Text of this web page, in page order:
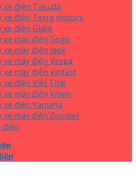
xe điện Takuda
xe điện Terra motors
xe điện Giant
xe máy điện Gogo
xe máy điện Jeek
xe máy điện Vespa
xe máy điện Vinfast
xe điện Việt Thái
xe máy điện Xmen
xe điện Yamaha
xe máy điện Zoomer
điện